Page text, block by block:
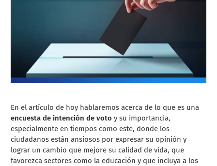
En el artículo de hoy hablaremos acerca de lo que es una
encuesta de intención de voto y su importancia,
especialmente en tiempos como este, donde los
ciudadanos están ansiosos por expresar su opinión y
lograr un cambio que mejore su calidad de vida, que
favorezca sectores como la educación y que incluya a los